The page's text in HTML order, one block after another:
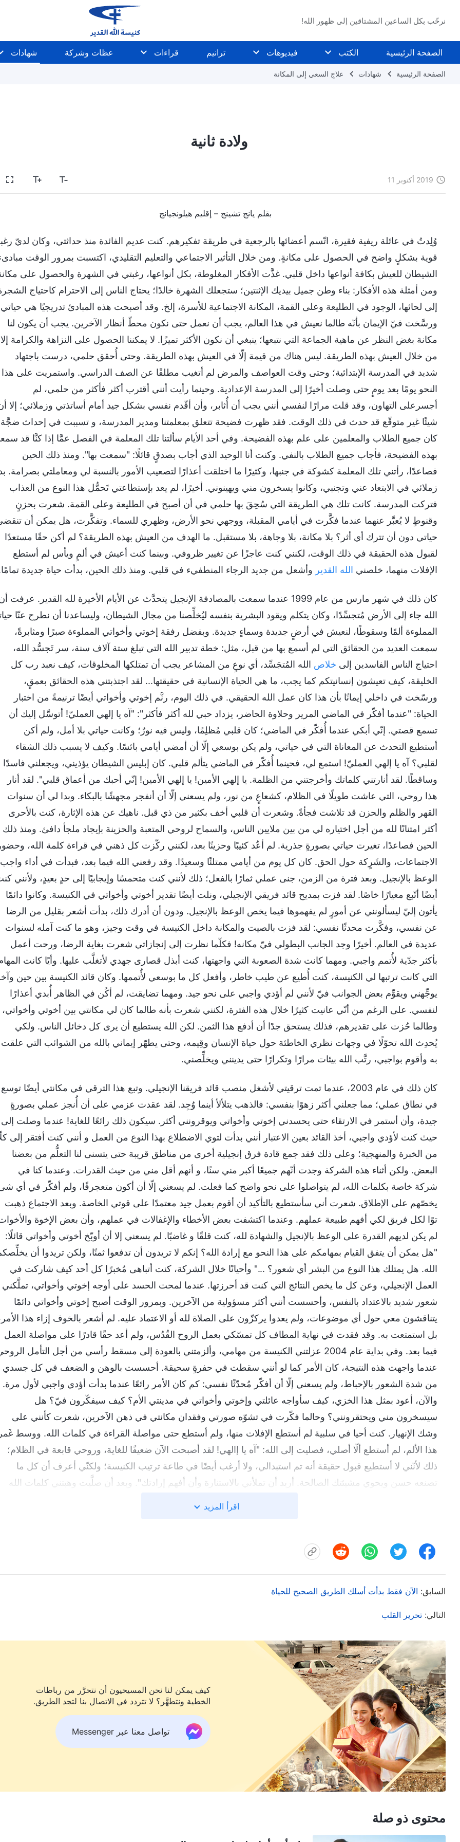
نرحّب بكل الساعين المشتاقين إلى ظهور الله!
الصفحة الرئيسية الكتب فيديوهات ترانيم قراءات عظات وشركة شهادات
الصفحة الرئيسية شهادات علاج السعي إلى المكانة
ولادة ثانية
2019 أكتوبر 11
بقلم يانج تشينج – إقليم هيلونجيانج
وُلِدتُ في عائلة ريفية فقيرة، اتّسم أعضائها بالرجعية في طريقة تفكيرهم. كنت عديم الفائدة منذ حداثتي، وكان لديّ
قوية بشكلٍ واضح في الحصول على مكانةٍ. ومن خلال التأثير الاجتماعي والتعليم التقليدي، اكتسبت بمرور الوقت
الشيطان للعيش بكافة أنواعها داخل قلبي. غذَّت الأفكار المغلوطة، بكل أنواعها، رغبتي في الشهرة والحصول على
ومن أمثلة هذه الأفكار: بناء وطن جميل بيديك الإثنتين؛ ستجعلك الشهرة خالدًا؛ يحتاج الناس إلى الاحترام كاحتياج
إلى لحائها، الوجود في الطليعة وعلى القمة، المكانة الاجتماعية للأسرة، إلخ. وقد أصبحت هذه المبادئ تدريجيًا هي
ورسَّخت فيّ الإيمان بأنّه طالما نعيش في هذا العالم، يجب أن نعمل حتى نكون محطّ أنظار الآخرين. يجب أن يكون لنا
مكانة بغض النظر عن ماهية الجماعة التي نتبعها؛ ينبغي أن نكون الأكثر تميزًا. لا يمكننا الحصول على النزاهة والكرامة إلا
من خلال العيش بهذه الطريقة. ليس هناك من قيمة إلّا في العيش بهذه الطريقة. وحتى أُحقق حلمي، درست باجتهاد
شديد في المدرسة الإبتدائية؛ وحتى وقت العواصف والمرض لم أتغيب مطلقًا عن الصف الدراسي. واستمريت على هذا
النحو يومًا بعد يومٍ حتى وصلت أخيرًا إلى المدرسة الإعدادية. وحينما رأيت أنني أقترب أكثر فأكثر من حلمي، لم
أجسرعلى التهاون، وقد قلت مرارًا لنفسي أنني يجب أن أُثابر، وأن أقّدم نفسي بشكل جيد أمام أساتذتي وزملائي؛ إلا
شيئًا غير متوقّع قد حدث في ذلك الوقت. فقد ظهرت فضيحة تتعلق بمعلمتنا ومدير المدرسة، و تسببت في إحداث
كان جميع الطلاب والمعلمين على علم بهذه الفضيحة. وفي أحد الأيام سألتنا تلك المعلمة في الفصل عمَّا إذا كنَّا قد
بهذه الفضيحة، فأجاب جميع الطلاب بالنفي. وكنت أنا الوحيد الذي أجاب بصدقٍ قائلًا: "سمعت بها". ومنذ ذلك الحين
فصاعدًا، رأتني تلك المعلمة كشوكة في جنبها، وكثيرًا ما اختلقت أعذارًا لتصعيب الأمور بالنسبة لي ومعاملتي بصرامة.
زملائي في الابتعاد عني وتجنبي، وكانوا يسخرون مني ويهينوني. أخيرًا، لم يعد بإستطاعتي تَحمُّل هذا النوع من العذاب
فتركت المدرسة. كانت تلك هي الطريقة التي سُحِقَ بها حلمي في أن أصبح في الطليعة وعلى القمة. شعرت بحزنٍ
وقنوطٍ لا يُعبَّر عنهما عندما فكَّرت في أيامي المقبلة، ووجهي نحو الأرض، وظهري للسماء. وتفكَّرت، هل يمكن أن
حياتي دون أن تترك أي أثر؟ بلا مكانة، بلا وجاهة، بلا مستقبل. ما الهدف من العيش بهذه الطريقة؟ لم أكن حقًا مستعدًا
لقبول هذه الحقيقة في ذلك الوقت، لكنني كنت عاجزًا عن تغيير ظروفي. وبينما كنت أعيش في ألمٍ ويأس لم أستطع
الإفلات منهما، خلصني الله القدير وأشعل من جديد الرجاء المنطفيء في قلبي. ومنذ ذلك الحين، بدأت حياة جديدة
كان ذلك في شهر مارس من عام 1999 عندما سمعت بالمصادفة الإنجيل يتحدَّث عن الأيام الأخيرة لله القدير. عرفت
الله جاء إلى الأرض مُتجسِّدًا، وكان يتكلم ويقود البشرية بنفسه ليُخلِّصنا من مجال الشيطان، وليساعدنا أن نطرح عنّا
المملوءة ألمًا وسقوطًا، لنعيش في أرضٍ جديدة وسماءٍ جديدة. وبفضل رفقة إخوتي وأخواتي المملوءة صبرًا ومثابرةً،
سمعت العديد من الحقائق التي لم أسمع بها من قبل، مثل: خطة تدبير الله التي تبلغ ستة آلاف سنة، سر تَجسُّد الله،
احتياج الناس الفاسدين إلى خلاص الله المُتجَسِّد، أي نوعٍ من المشاعر يجب أن تمتلكها المخلوقات، كيف نعبد رب كل
الخليقة، كيف تعيشون إنسانيتكم كما يجب، ما هي الحياة الإنسانية في حقيقتها... لقد اجتذبتني هذه الحقائق بعمقٍ،
ورسّخت في داخلي إيمانًا بأن هذا كان عمل الله الحقيقي. في ذلك اليوم، رنَّم إخوتي وأخواتي أيضًا ترنيمةً من اختبار
الحياة: "عندما أفكّر في الماضي المرير وحلاوة الحاضر، يزداد حبي لله أكثر فأكثر": "آه يا إلهي العمليّ! أتوسَّل إليك أن
تسمع قصتي. إنّي أبكي عندما أُفكّر في الماضي؛ كان قلبي مُظلِمًا، وليس فيه نورٌ؛ وكانت حياتي بلا أمل، ولم أكن
أستطيع التحدث عن المعاناة التي في حياتي، ولم يكن بوسعي إلّا أن أمضي أيامي بائسًا. وكيف لا يسبب ذلك الشقاء
لقلبي؟ آه يا إلهي العمليّ! استمع لي، فحينما أُفكّر في الماضي يتألم قلبي. كان إبليس الشيطان يؤذيني، ويجعلني فاسدًا
وساقطًا. لقد أنارتني كلماتك وأخرجتني من الظلمة. يا إلهي الأمين! يا إلهي الأمين! إنّي أحبك من أعماق قلبي". لقد أنار
هذا روحي، التي عاشت طويلًا في الظلام، كشعاعٍ من نور، ولم يسعني إلّا أن أنفجر مجهشًا بالبكاء. وبدا لي أن سنوات
القهر والظلم والحزن قد تلاشت فجأةً. وشعرت أن قلبي أخف بكثير من ذي قبل. ناهيك عن هذه الإثارة، كنت بالأحرى
أكثر امتنانًا لله من أجل اختياره لي من بين ملايين الناس، والسماح لروحي المتعبة والحزينة بإيجاد ملجأ دافئ. ومنذ ذلك
الحين فصاعدًا، تغيرت حياتي بصورةٍ جذرية. لم أعُد كئيبًا وحزينًا بعد، لكنني ركّزت كل ذهني في قراءة كلمة الله،
الاجتماعات، والشَرٍكة حول الحق. كان كل يوم من أيامي ممتلئًا وسعيدًا. وقد رفعني الله فيما بعد، فبدأت في أداء واجب
الوعظ بالإنجيل. وبعد فترة من الزمن، جنى عملي ثمارًا بالفعل؛ ذلك لأنني كنت متحمسًا وإيجابيًا إلى حدٍ بعيدٍ، ولأنني
أيضًا أتّبع معيارًا خاصًا. لقد فزت بمديح قائد فريقي الإنجيلي، ونلت أيضًا تقدير أخوتي وأخواتي في الكنيسة. وكانوا دائمًا
يأتون إليّ ليسألونني عن أمورٍ لم يفهموها فيما يخص الوعظ بالإنجيل. ودون أن أدرك ذلك، بدأت أشعر بقليل من الرضا
عن نفسي، وفكَّرت محدثًا نفسي: لقد فزت بالصيت والمكانة داخل الكنيسة في وقت وجيز، وهو ما كنت آمله لسنوات
عديدة في العالم. أخيرًا وجد الجانب البطولي فيّ مكانه! فكلّما نظرت إلى إنجازاتي شعرت بغاية الرضا، ورحت أعمل
بأكثر جدّية لأُتمم واجبي. ومهما كانت شدة الصعوبة التي واجهتها، كنت أبذل قصارى جهدي لأتغلَّب عليها. وأيًا كانت
التي كانت ترتبها لي الكنيسة، كنت أُطيع عن طيب خاطر، وأفعل كل ما بوسعي لأُتممها. وكان قائد الكنيسة بين حين
يوجِّهني ويقوِّم بعض الجوانب فيّ لأنني لم أؤدي واجبي على نحو جيد. ومهما تضايقت، لم أكُن في الظاهر أُبدي أعذارًا
لنفسي. على الرغم من أنّي عانيت كثيرًا خلال هذه الفترة، لكنني شعرت بأنه طالما كان لي مكانتي بين أخوتي وأخواتي،
وطالما حُزت على تقديرهم، فذلك يستحق جدًا أن أدفع هذا الثمن. لكن الله يستطيع أن يرى كل دخائل الناس. ولكي
يُحدِث الله تحوّلًا في وجهات نظري الخاطئة حول حياة الإنسان وقِيمه، وحتى يطهّر إيماني بالله من الشوائب التي علقت
به وأقوم بواجبي، رتَّب الله بيئات مرارًا وتكرارًا حتى يدينني ويخلِّصني.
كان ذلك في عام 2003، عندما تمت ترقيتي لأشغل منصب قائد فريقنا الإنجيلي. وتبع هذا الترقي في مكانتي أيضًا توسع
في نطاق عملي؛ مما جعلني أكثر زهوًا بنفسي: فالذهب يتلألأ أينما وُجِد. لقد عقدت عزمي على أن أُنجز عملي بصورةٍ
جيدة، وأن أستمر في الارتقاء حتى يحسدني إخوتي وأخواتي ويوقرونني أكثر. سيكون ذلك رائعًا للغاية! عندما وصلت إلى
حيث كنت لأؤدي واجبي، أخذ القائد بعين الاعتبار أنني بدأت لتوي الاضطلاع بهذا النوع من العمل و أنني كنت أفتقر إلى
من الخبرة والمنهجية؛ وعلى ذلك فقد جمع قادة فرق إنجيلية أخرى من مناطق قريبة حتى يتسنى لنا التعلُّم من بعضنا
البعض. ولكن أثناء هذه الشركة وجدت أنّهم جميعًا أكبر مني سنًا، و أنهم أقل مني من حيث القدرات. وعندما كنا في
شركة خاصة بكلمات الله، لم يتواصلوا على نحو واضح كما فعلت. لم يسعني إلّا أن أكون متعجرفًا، ولم أفكّر في أي
يخصّهم على الإطلاق. شعرت أني سأستطيع بالتأكيد أن أقوم بعمل جيد معتمدًا على قوتي الخاصة. وبعد الاجتماع ذهبت
توًا لكل فريق لكي أفهم طبيعة عملهم. وعندما اكتشفت بعض الأخطاء والإغفالات في عملهم، وأن بعض الإخوة
لم يكن لديهم القدرة على الوعظ بالإنجيل والشهادة لله، كنت قلقًا و غاضبًا. لم يسعني إلا أن أوبّخ أخوتي وأخواتي قائلًا:
"هل يمكن أن يتفق القيام بمهامكم على هذا النحو مع إرادة الله؟ إنكم لا تريدون أن تدفعوا ثمنًا، ولكن تريدوا أن
الله. هل يمتلك هذا النوع من البشر أي شعور؟ ..." وأحيانًا خلال الشركة، كنت أتباهى مُخبرًا كل أحد كيف شاركت في
العمل الإنجيلي، وعن كل ما يخص النتائج التي كنت قد أحرزتها. عندما لمحت الحسد على أوجه إخوتي وأخواتي، تملَّكني
شعور شديد بالاعتداد بالنفس، وأحسست أنني أكثر مسؤولية من الآخرين. وبمرور الوقت أصبح إخوتي وأخواتي دائمًا
يتناقشون معي حول أي موضوعات، ولم يعدوا يركزّون على الصلاة لله أو الاعتماد عليه. لم أشعر بالخوف إزاء هذا
بل استمتعت به. وقد فقدت في نهاية المطاف كل تمسّكي بعمل الروح القُدُس، ولم أعد حقًا قادرًا على مواصلة العمل
فيما بعد. وفي بداية عام 2004 عزلتني الكنيسة من مهامي، وألزمتني بالعودة إلى مسقط رأسي من أجل التأمل
عندما واجهت هذه النتيجة، كان الأمر كما لو أنني سقطت في حفرةٍ سحيقة. أحسست بالوهن و الضعف في كل جسدي
من شدة الشعور بالإحباط، ولم يسعني إلّا أن أفكّر مُحدّثًا نفسي: كم كان الأمر رائعًا عندما بدأت أؤدي واجبي لأول مرة.
والآن، أعود بمثل هذا الخزي، كيف سأواجه عائلتي وإخوتي وأخواتي في مدينتي الأم؟ كيف سيفكّرون فيّ؟ هل
سيسخرون مني ويحتقرونني؟ وحالما فكّرت في تشوّه صورتي وفقدان مكانتي في ذهن الآخرين، شعرت كأنني على
وشك الإنهيار. كنت أحيا في سلبية لم أستطع الإفلات منها، ولم أستطع حتى مواصلة القراءة في كلمات الله. ووسط
هذا الألم، لم أستطع ألّا أصلي، فصليت إلى الله: "آه يا إالهي! لقد أصبحت الآن ضعيفًا للغاية، وروحي قابعة في الظلام؛
ذلك لأنّني لا أستطيع قبول حقيقة أنه تم استبدالي، ولا أرغب أيضًا في طاعة ترتيب الكنيسة؛ ولكنّي أعرف أن كل ما
تصنعه حسن ويحوي مشيئتك الصالحة. أريد أن تملأني بالاستنارة وأن أفهم إرادتك " . وبعد أن صلَّيت وهبتني كلمات الله
لديكم في سعيكم الكثير من المفاهيم الفردية والآمال والخطط المستقبلية. أما العمل الحالي فهو من أجل
تكافحون باستمرار للاستفسار عنها، وترصُّدها بصورة يومية، مسكونين بخوفٍ عميقٍ من أنكم ستخسرون مكانتكم يومًا ما
المكانة الرفيعة. لماذا لا يستطيع أغلبية الناس الخروج من الشعور بالسلبية؟ أليست تطلعاتكم المظلمة هي السبب في
ذلك؟" (الكلمة، ج. 1. ظهور الله وعمله. لماذا لا تريد أن تكون شخصية الضد؟)
أخطو نحو الطريق الصحيح في الحياة. عندما أعود بفكري إلى الوقت الذي بدأت فيه الاضطلاع بواجبي، أجد أنني كنت
إيجابيًا جدًا خلال الأوقات التي كان لي فيها مكانة. كنت واثقًا للغاية، ولم أكن أخشى المعاناة أو المصاعب. وعندما كان
يواجهني شخصٌ للتعامل معي أو لتهذيب بعض جوانبي لم أكن أقاومه. لكن بعد ذلك، بعد أن عُزِلت واضطررت إلى
لموطني، لم يكن بمقدوري الخروج من حالتي السلبية. أدركت أنني كنت أبدو ظاهريًا وكأنني أقوم بواجبي، ولكن في
حقيقة الأمر كنت أتظاهر بإتمام واجبي بينما أتولى إدارة الأمور بنفسي. كان الأمر برمته استغلالًا لله لإشباع رغباتي
التي لطالما أخفيتها لسنوات عديدة، وهي أن أصبح في الطليعة، وأن أكون محطّ الأنظار. لم يكن الدافع هو السعي وراء
الحق، بل كان حتى أقل من أداء واجب المخلوق لإرضاء الله. عندما كنت أقوم بواجبي ورأيت أوجه القصور في أداء
وأخواتي، لم أُقصِّر في مساعدتهم بدافع المحبة فحسب، وإنما أيضًا اعتمدت على مركزي لتوبيخهم. لقد رفعت من قدر
نفسي عن عمد، ووقفت موقف الشاهد لذاتي، وكنت أطمع في أن أكون محطّ أنظار الجميع وتوقيرهم. كان لديّ هدف
واحد فقط في أفكاري وأفعالي من البداية إلى النهاية؛ ألم يكن هذا مقاومة سافرة لله؟ خلق الله البشرية، لذلك ينبغي
علينا أن نعبده ونُعظِّمه. ينبغي على قلوبنا أن تحوي فقط مكانة الله، لكنني كنت شخصًا دنسًا وفاسدًا ووضيعًا أراد أن
له مكانًا في قلوب الآخرين. أوليس هذا تكبرًا رهيبًا؟ أوليس هذا مشينًا ومخالفًا لله؟ أوليس هذا السلوك إساءة بالغة
اقرأ المزيد
السابق: الآن فقط بدأت أسلك الطريق الصحيح للحياة
التالي: تحرير القلب
كيف يمكن لنا نحن المسيحيون أن نتحرَّر من رباطات
الخطية ونتطهَّر؟ لا تتردد في الاتصال بنا لتجد الطريق.
تواصل معنا عبر Messenger
محتوى ذو صلة